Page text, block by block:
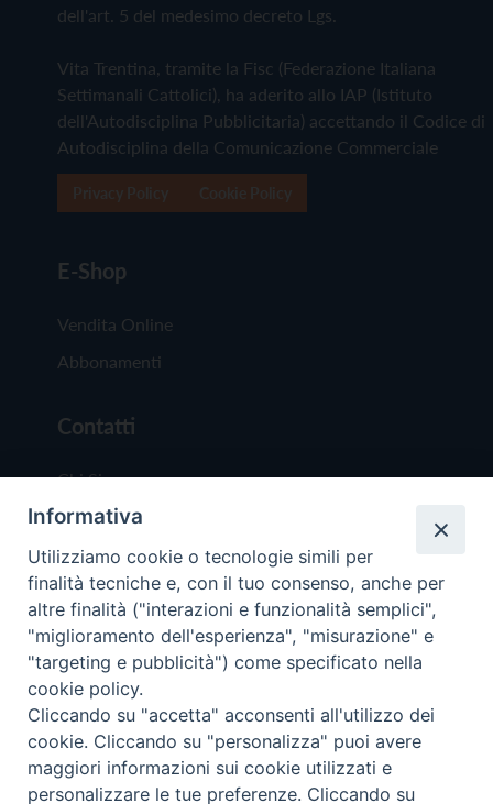
dell'art. 5 del medesimo decreto Lgs.
Vita Trentina, tramite la Fisc (Federazione Italiana
Settimanali Cattolici), ha aderito allo IAP (Istituto
dell'Autodisciplina Pubblicitaria) accettando il Codice di
Autodisciplina della Comunicazione Commerciale
E-Shop
Vendita Online
Abbonamenti
Contatti
Chi Siamo
Redazione
Scrivici
Copyright © 2019 - Tutti i diritti riservati - Vita
Trentina Editrice
Privacy Policy
Informativa
Utilizziamo cookie o tecnologie simili per
finalità tecniche e, con il tuo consenso, anche per
altre finalità ("interazioni e funzionalità semplici",
"miglioramento dell'esperienza", "misurazione" e
"targeting e pubblicità") come specificato nella
cookie policy.
Cliccando su "accetta" acconsenti all'utilizzo dei
cookie. Cliccando su "personalizza" puoi avere
maggiori informazioni sui cookie utilizzati e
personalizzare le tue preferenze. Cliccando su